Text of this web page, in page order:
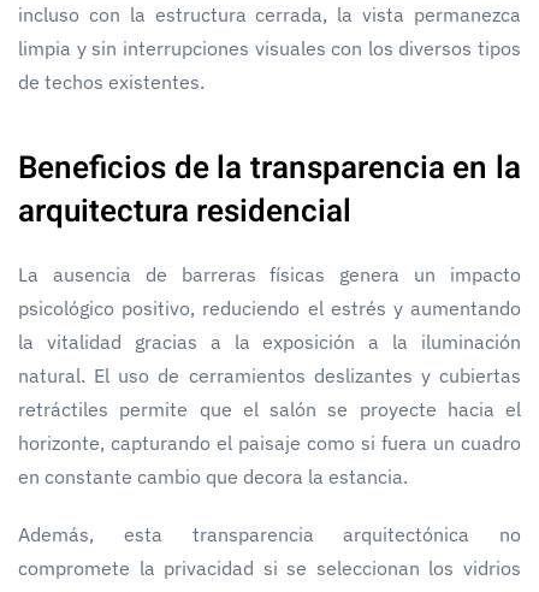
incluso con la estructura cerrada, la vista permanezca
limpia y sin interrupciones visuales con los diversos tipos
de techos existentes.
Beneficios de la transparencia en la
arquitectura residencial
La ausencia de barreras físicas genera un impacto
psicológico positivo, reduciendo el estrés y aumentando
la vitalidad gracias a la exposición a la iluminación
natural. El uso de cerramientos deslizantes y cubiertas
retráctiles permite que el salón se proyecte hacia el
horizonte, capturando el paisaje como si fuera un cuadro
en constante cambio que decora la estancia.
Además, esta transparencia arquitectónica no
compromete la privacidad si se seleccionan los vidrios